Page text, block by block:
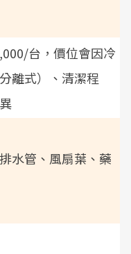
台，價位會因冷
離式）、清潔程
水管、風扇葉、藥